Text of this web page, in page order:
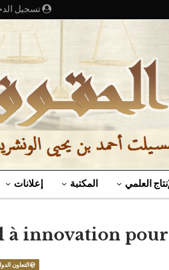
تسجيل
العلمي المكتبة إعلانات
à innovation pour
@التعاون